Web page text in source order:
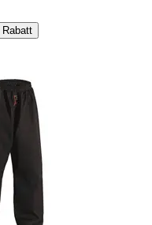
Rabatt